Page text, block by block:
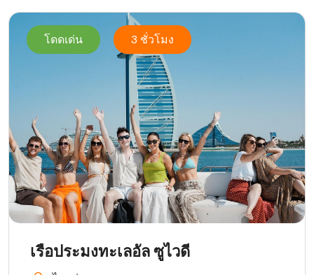
โดดเด่น 3 ชั่วโมง
เรือประมงทะเลอัล ซูไวดี